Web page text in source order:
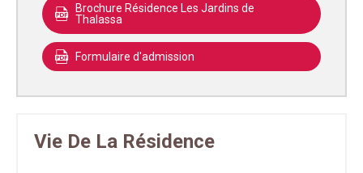
Brochure Résidence Les Jardins de
Thalassa
Formulaire d'admission
Vie De La Résidence